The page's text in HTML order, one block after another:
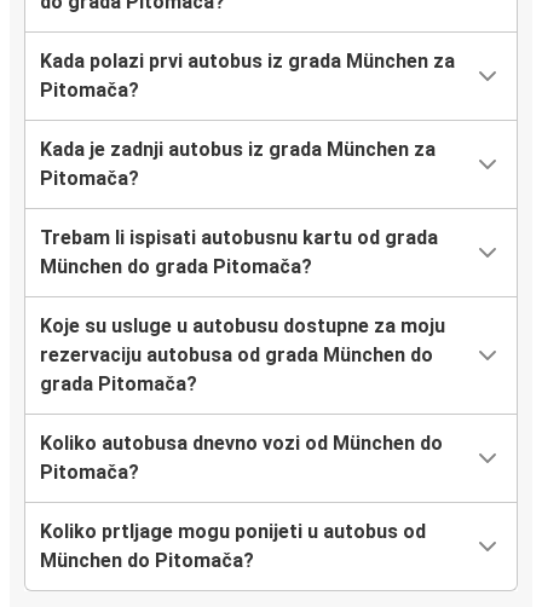
Kada polazi prvi autobus iz grada München za
Pitomača?
Kada je zadnji autobus iz grada München za
Pitomača?
Trebam li ispisati autobusnu kartu od grada
München do grada Pitomača?
Koje su usluge u autobusu dostupne za moju
rezervaciju autobusa od grada München do
grada Pitomača?
Koliko autobusa dnevno vozi od München do
Pitomača?
Koliko prtljage mogu ponijeti u autobus od
München do Pitomača?